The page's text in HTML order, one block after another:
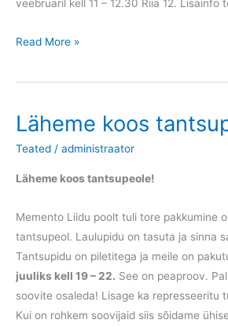
veebruaril kell 11 – 12.30 Riia 12. Lisainfo
Tähistame
Vabariigi
Read More »
Läheme koos
Teated / administraator
Läheme koos tantsupeole!
Memento Liidu poolt tuli tore pakkumine
tantsupeol. Laulupidu on tasuta ja sinna
Tantsupidu on piletitega ja meile on
juuliks kell 19 – 22. See on peaproov.
soovite osaleda! Lisage ka represseeritu
Kui on rohkem soovijaid siis sõidame